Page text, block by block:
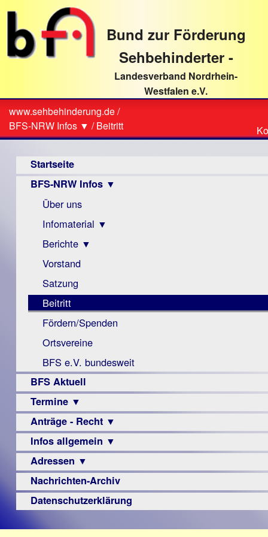
direkt
Textinhalt
Bund zur Förderung
Sehbehinderter -
Landesverband Nordrhein-
Westfalen e.V.
Sie
sind
hier
www.sehbehinderung.de/
BFS-NRW Infos ▼ /Beitritt
Startseite
BFS-NRW Infos ▼
Über uns
Infomaterial ▼
Visus
Zeitschrift
Monokular
Mac
Instagram-
Links
Berichte ▼
Archiv
Berichte
Vorstand
Satzung
Beitritt
Fördern/Spenden
Ortsvereine
BFS e.V. bundesweit
BFS Aktuell
Termine ▼
Veranstaltungsprogramme
Anträge - Recht ▼
Archiv
Urteile
Infos allgemein ▼
Sehbehinderung
Frühförderung
Schule
–
Adressen ▼
Augenoptiker
Berufsbildungswerke
Nachrichten-Archiv
Datenschutzerklärung